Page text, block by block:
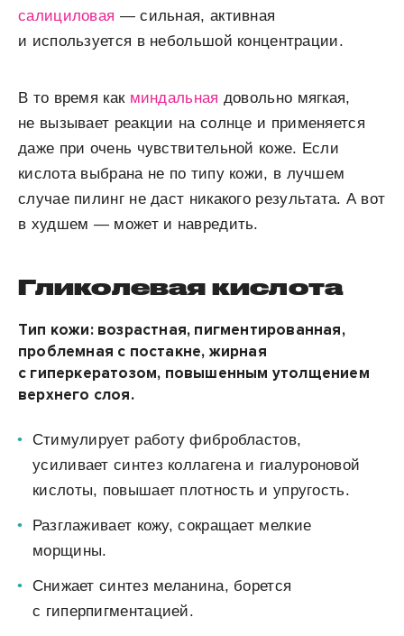
салициловая — сильная, активная
и используется в небольшой концентрации.
В то время как миндальная довольно мягкая,
не вызывает реакции на солнце и применяется
даже при очень чувствительной коже. Если
кислота выбрана не по типу кожи, в лучшем
случае пилинг не даст никакого результата. А вот
в худшем — может и навредить.
Гликолевая кислота
Тип кожи:возрастная, пигментированная,
проблемная с постакне, жирная
с гиперкератозом, повышенным утолщением
верхнего слоя.
Стимулирует работу фибробластов,
усиливает синтез коллагена и гиалуроновой
кислоты, повышает плотность и упругость.
Разглаживает кожу, сокращает мелкие
морщины.
Снижает синтез меланина, борется
с гиперпигментацией.